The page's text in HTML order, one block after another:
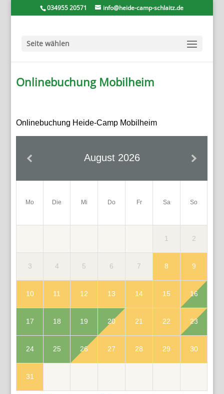
034955 20571 info@heide-camp-schlaitz.de
Seite wählen
Onlinebuchung Mobilheim